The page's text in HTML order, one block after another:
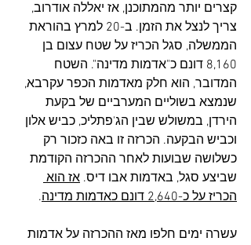
קצרים יותר מהמתוכנן, אז יאללה אודרוב,
צריך לנצל את הזמן. ב-20 למרץ בהוראת
הממשלה, סגל הכריז על שטח עצום בן
8,160 דונם כ"אדמות מדינה". השטח
המדובר, הוא חלק מאדמות הכפר עקרבא,
שנמצא בשוליים המערביים של בקעת
הירדן, במשולש שבין הג'פתליכ, כביש אלון
וכביש הבקעה. הכרזה זו באה כזכור רק
כשלושה שבועות לאחר ההכרזה הקודמת
שביצע סגל, באדמות אבו דיס. אז הוא
הכריז על כ-2,640 דונם כאדמות מדינה
.
עשרה ימים חלפו מאז ההכרזה על אדמות